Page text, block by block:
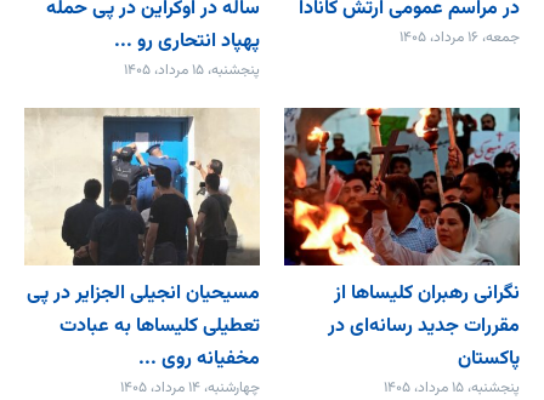
در مراسم عمومی ارتش کانادا
جمعه، ۱۶ مرداد، ۱۴۰۵
ساله در اوکراین در پی حمله
پهپاد انتحاری رو ...
پنجشنبه، ۱۵ مرداد، ۱۴۰۵
نگرانی رهبران کلیساها از
مقررات جدید رسانه‌ای در
پاکستان
پنجشنبه، ۱۵ مرداد، ۱۴۰۵
مسیحیان انجیلی الجزایر در پی
تعطیلی کلیساها به عبادت
مخفیانه روی ...
چهارشنبه، ۱۴ مرداد، ۱۴۰۵